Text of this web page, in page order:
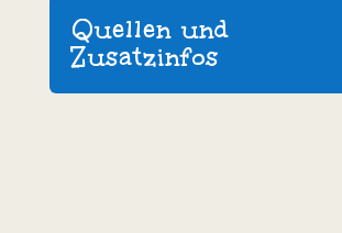
Quellen und
Zusatzinfos